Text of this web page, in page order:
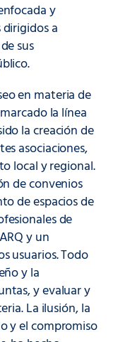
y
a
sus
en materia de
la línea
la creación de
asociaciones,
local y regional.
de convenios
de espacios de
de
y un
usuarios. Todo
y la
y evaluar y
La ilusión, la
y el compromiso